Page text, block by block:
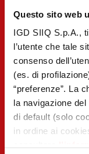
Questo sito web
IGD SIIQ S.p.A.,
l’utente che tale
consenso
(es. di
“preferenze”. La
la navigazione
di default (solo
in ordine ai